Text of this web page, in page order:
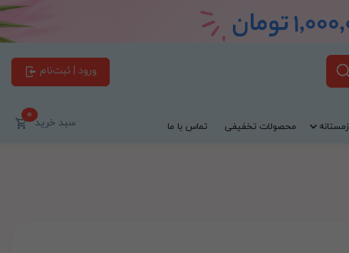
ورود | ثبت‌نام
زمستانه محصولات تخفیفی تماس با ما سبد خرید0